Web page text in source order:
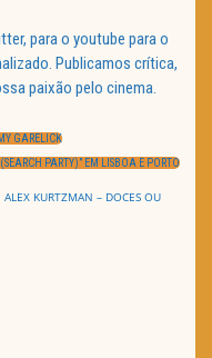
para o youtube para o
Publicamos crítica,
paixão pelo cinema.
GARELICK
PARTY)” EM LISBOA E PORTO
KURTZMAN – DOCES OU